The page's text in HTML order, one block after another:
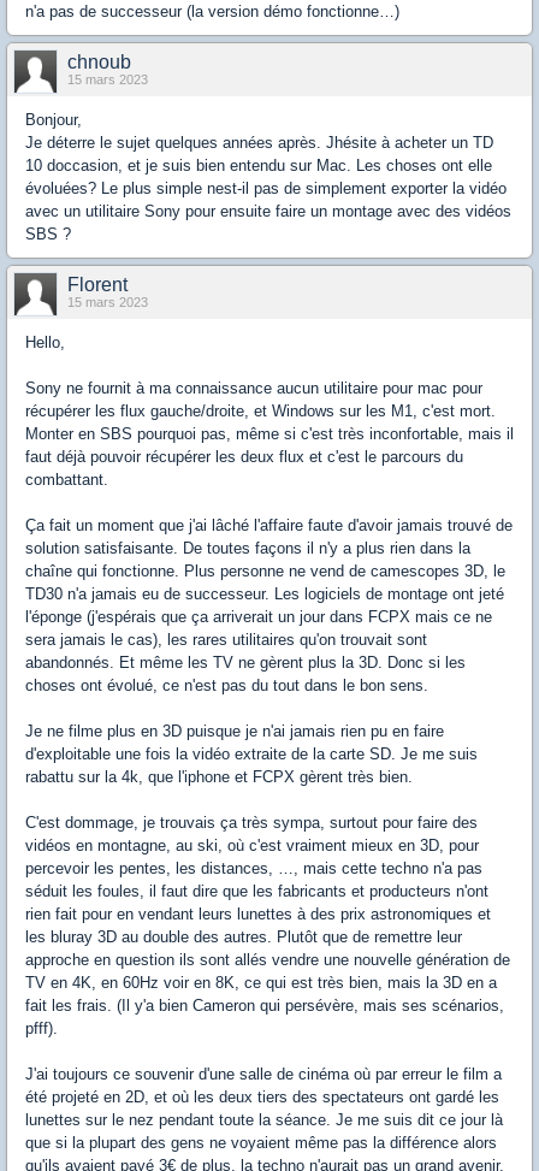
n'a pas de successeur (la version démo fonctionne…)
chnoub
15 mars 2023
Bonjour,
Je déterre le sujet quelques années après. Jhésite à acheter un TD
10 doccasion, et je suis bien entendu sur Mac. Les choses ont elle
évoluées? Le plus simple nest-il pas de simplement exporter la vidéo
avec un utilitaire Sony pour ensuite faire un montage avec des vidéos
SBS ?
Florent
15 mars 2023
Hello,
Sony ne fournit à ma connaissance aucun utilitaire pour mac pour
récupérer les flux gauche/droite, et Windows sur les M1, c'est mort.
Monter en SBS pourquoi pas, même si c'est très inconfortable, mais il
faut déjà pouvoir récupérer les deux flux et c'est le parcours du
combattant.
Ça fait un moment que j'ai lâché l'affaire faute d'avoir jamais trouvé de
solution satisfaisante. De toutes façons il n'y a plus rien dans la
chaîne qui fonctionne. Plus personne ne vend de camescopes 3D, le
TD30 n'a jamais eu de successeur. Les logiciels de montage ont jeté
l'éponge (j'espérais que ça arriverait un jour dans FCPX mais ce ne
sera jamais le cas), les rares utilitaires qu'on trouvait sont
abandonnés. Et même les TV ne gèrent plus la 3D. Donc si les
choses ont évolué, ce n'est pas du tout dans le bon sens.
Je ne filme plus en 3D puisque je n'ai jamais rien pu en faire
d'exploitable une fois la vidéo extraite de la carte SD. Je me suis
rabattu sur la 4k, que l'iphone et FCPX gèrent très bien.
C'est dommage, je trouvais ça très sympa, surtout pour faire des
vidéos en montagne, au ski, où c'est vraiment mieux en 3D, pour
percevoir les pentes, les distances, …, mais cette techno n'a pas
séduit les foules, il faut dire que les fabricants et producteurs n'ont
rien fait pour en vendant leurs lunettes à des prix astronomiques et
les bluray 3D au double des autres. Plutôt que de remettre leur
approche en question ils sont allés vendre une nouvelle génération de
TV en 4K, en 60Hz voir en 8K, ce qui est très bien, mais la 3D en a
fait les frais. (Il y'a bien Cameron qui persévère, mais ses scénarios,
pfff).
J'ai toujours ce souvenir d'une salle de cinéma où par erreur le film a
été projeté en 2D, et où les deux tiers des spectateurs ont gardé les
lunettes sur le nez pendant toute la séance. Je me suis dit ce jour là
que si la plupart des gens ne voyaient même pas la différence alors
qu'ils avaient payé 3€ de plus, la techno n'aurait pas un grand avenir.